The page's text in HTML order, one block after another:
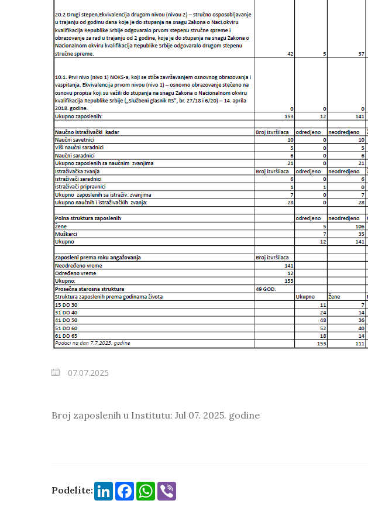
07.07.2025
Broj zaposlenih u Institutu: Jul 07. 2025. godine
Podelite: LinkedInFacebookWhatsApp
Viber